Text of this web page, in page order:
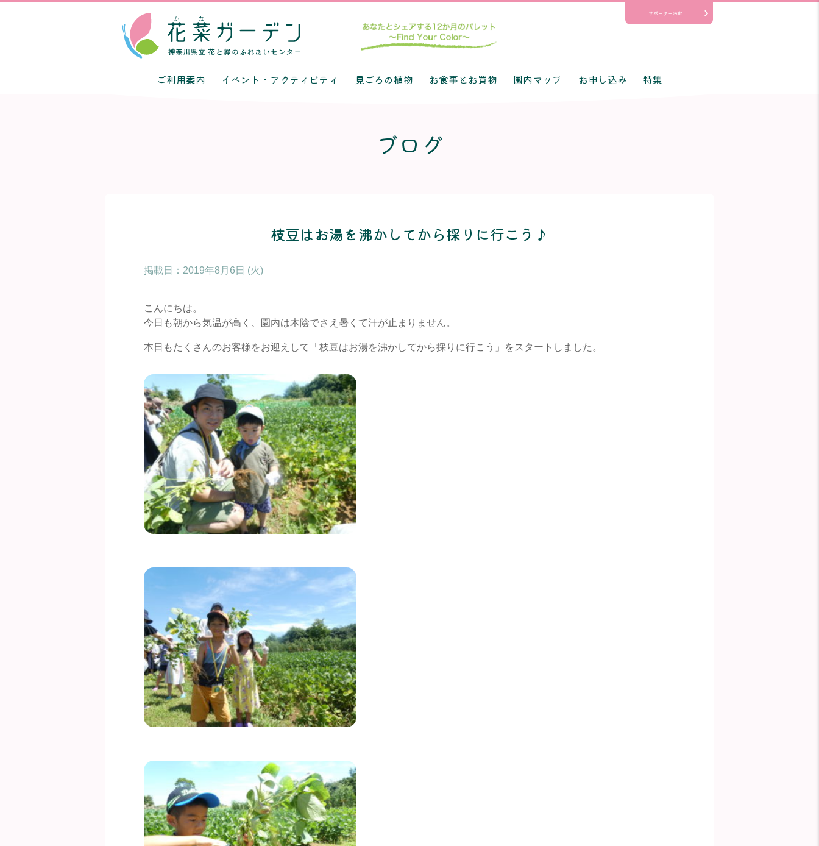
サポーター活動
ご利用案内 イベント・アクティビティ 見ごろの植物 お食事とお買物 園内マップ お申し込み 特集
ブログ
枝豆はお湯を沸かしてから採りに行こう♪
掲載日： 2019年8月6日 (火)
こんにちは。
今日も朝から気温が高く、園内は木陰でさえ暑くて汗が止まりません。
本日もたくさんのお客様をお迎えして「枝豆はお湯を沸かしてから採りに行こう」をスタートしました。